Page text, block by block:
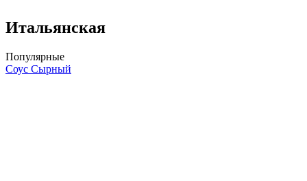
Итальянская
Популярные
Соус Сырный